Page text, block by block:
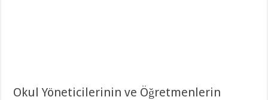
Okul Yöneticilerinin ve Öğretmenlerin